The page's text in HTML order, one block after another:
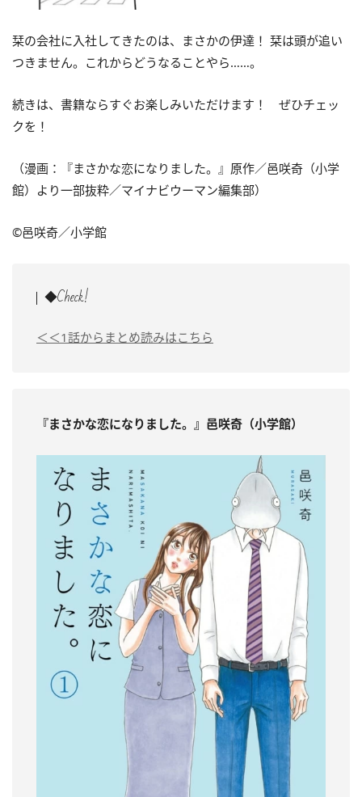
栞の会社に入社してきたのは、まさかの伊達！ 栞は頭が追い
つきません。これからどうなることやら……。
続きは、書籍ならすぐお楽しみいただけます！ ぜひチェッ
クを！
（漫画：『まさかな恋になりました。』原作／邑咲奇（小学
館）より一部抜粋／マイナビウーマン編集部）
©邑咲奇／小学館
◆Check!
＜＜1話からまとめ読みはこちら
『まさかな恋になりました。』邑咲奇（小学館）